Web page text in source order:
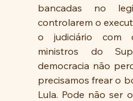
bancadas no
controlarem o
o judiciário com
ministros do
democracia não
precisamos frear o
Lula. Pode não ser